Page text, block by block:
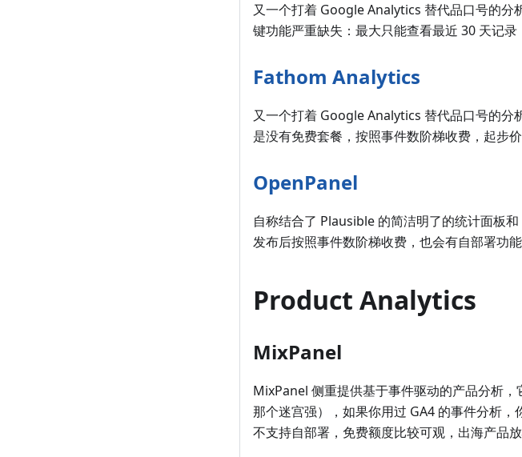
又一个打着 Google Analytics 替代品口号的分
键功能严重缺失：最大只能查看最近 30 天记
Fathom Analytics
又一个打着 Google Analytics 替代品口号的分
是没有免费套餐，按照事件数阶梯收费，起步
OpenPanel
自称结合了 Plausible 的简洁明了的统计面板
发布后按照事件数阶梯收费，也会有自部署功能
Product Analytics
MixPanel
MixPanel 侧重提供基于事件驱动的产品分析
那个迷宫强），如果你用过 GA4 的事件分析，
不支持自部署，免费额度比较可观，出海产品